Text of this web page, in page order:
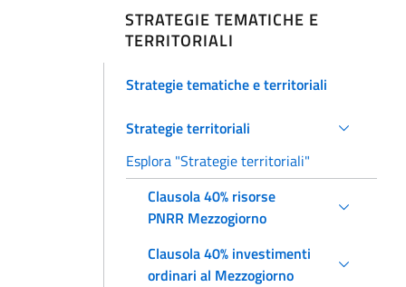
STRATEGIE TEMATICHE E
TERRITORIALI
Strategie tematiche e territoriali
Strategie territoriali
Esplora "Strategie territoriali"
Clausola 40% risorse
PNRR Mezzogiorno
Clausola 40% investimenti
ordinari al Mezzogiorno